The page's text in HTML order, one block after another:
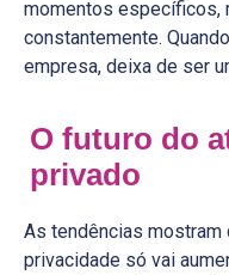
momentos específicos,
constantemente.
empresa, deixa de ser
O futuro do
privado
As tendências mostram
privacidade só vai